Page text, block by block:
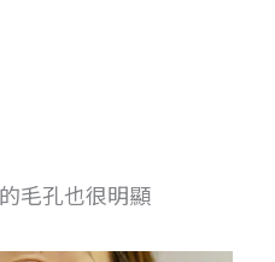
毛孔也很明顯